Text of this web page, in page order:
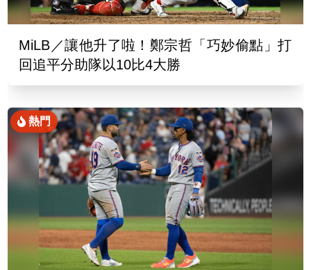
MiLB／讓他升了啦！鄭宗哲「巧妙偷點」打
回追平分助隊以10比4大勝
熱門